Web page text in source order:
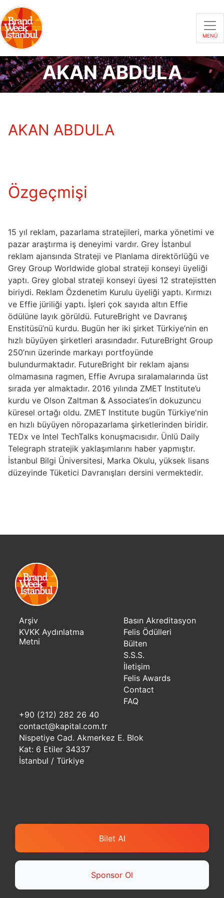
MENÜ
AKAN ABDULA
AKAN ABDULA
Özgeçmişi
15 yıl reklam, pazarlama stratejileri, marka yönetimi ve
pazar araştırma iş deneyimi vardır. Grey İstanbul
reklam ajansında Strateji ve Planlama direktörlüğü ve
Grey Group Worldwide global strateji konseyi üyeliği
yaptı. Grey global strateji konseyi üyesi 12 stratejistten
biriydi. Reklam Özdenetim Kurulu üyeliği yaptı. Kırmızı
ve Effie jüriliği yaptı. İşleri çok sayıda altın Effie
ödülüne layık görüldü. FutureBright ve Davranış
Enstitüsü’nü kurdu. Bugün her iki şirket Türkiye’nin en
hızlı büyüyen şirketleri arasındadır. FutureBright Group
250’nın üzerinde markayı portfoyünde
bulundurmaktadır. FutureBright bir reklam ajansı
olmamasına ragmen, Effie Avrupa sıralamalarında üst
sırada yer almaktadır. 2016 yılında ZMET Institute’u
kurdu ve Olson Zaltman & Associates’in dokuzuncu
küresel ortağı oldu. ZMET Institute bugün Türkiye'nin
en hızlı büyüyen nöropazarlama şirketlerinden biridir.
TEDx ve Intel TechTalks konuşmacısıdır. Ünlü Daily
Telegraph stratejik yaklaşımlarını haber yapmıştır.
İstanbul Bilgi Üniversitesi, Marka Okulu, yüksek lisans
düzeyinde Tüketici Davranışları dersini vermektedir.
Arşiv
KVKK Aydınlatma
Metni
Basın Akreditasyon
Felis Ödülleri
Bülten
S.S.S.
İletişim
Felis Awards
Contact
FAQ
+90 (212) 282 26 40
contact@kapital.com.tr
Nispetiye Cad. Akmerkez E. Blok
Kat: 6 Etiler 34337
İstanbul / Türkiye
Bilet Al
Sponsor Ol